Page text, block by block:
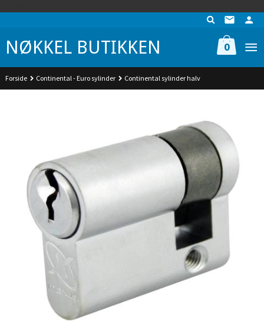
NØKKEL BUTIKKEN 0
Forside Continental - Euro sylinder Continental sylinder halv